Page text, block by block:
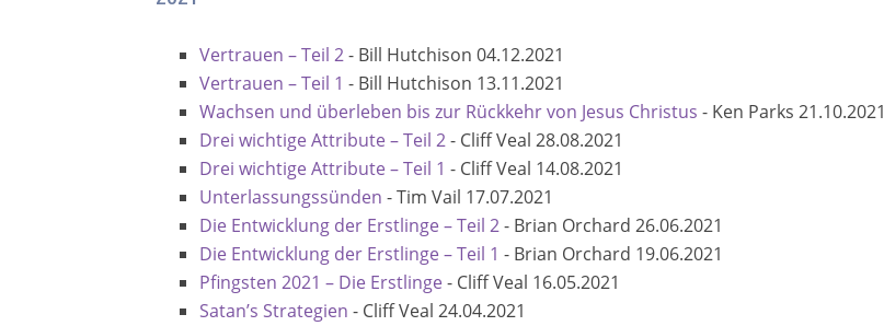
Vertrauen – Teil 2- Bill Hutchison 04.12.2021
Vertrauen – Teil 1 - Bill Hutchison 13.11.2021
Wachsen und überleben bis zur Rückkehr von Jesus Christus - Ken Parks 21.10.2021
Drei wichtige Attribute – Teil 2- Cliff Veal 28.08.2021
Drei wichtige Attribute – Teil 1 - Cliff Veal 14.08.2021
Unterlassungssünden -Tim Vail 17.07.2021
Die Entwicklung der Erstlinge – Teil 2- Brian Orchard 26.06.2021
Die Entwicklung der Erstlinge – Teil 1 - Brian Orchard 19.06.2021
Pfingsten 2021 – Die Erstlinge- Cliff Veal 16.05.2021
Satan’s Strategien - Cliff Veal 24.04.2021